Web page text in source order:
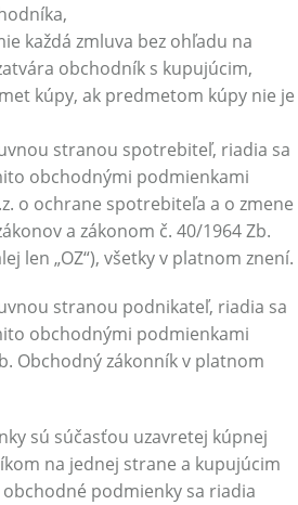
každá zmluva bez ohľadu na
obchodník s kupujúcim,
kúpy, ak predmetom kúpy nie je
stranou spotrebiteľ, riadia sa
obchodnými podmienkami
o ochrane spotrebiteľa a o zmene
a zákonom č. 40/1964 Zb.
len „OZ“), všetky v platnom znení.
stranou podnikateľ, riadia sa
obchodnými podmienkami
Obchodný zákonník v platnom
sú súčasťou uzavretej kúpnej
na jednej strane a kupujúcim
podmienky sa riadia